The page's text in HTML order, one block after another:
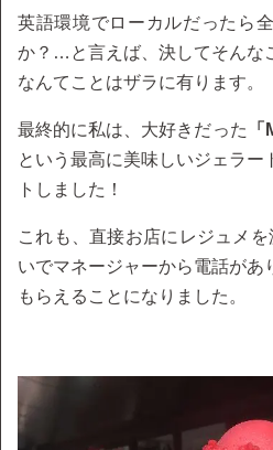
英語環境でローカルだったら
か？…と言えば、決してそんな
なんてことはザラに有ります。
最終的に私は、大好きだった
という最高に美味しいジェラー
トしました！
これも、直接お店にレジュメ
いでマネージャーから電話があ
もらえることになりました。